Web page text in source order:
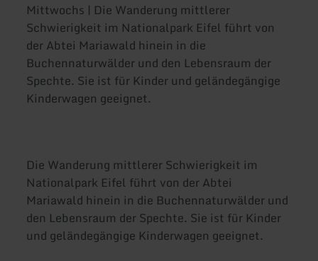
Mittwochs | Die Wanderung mittlerer
Schwierigkeit im Nationalpark Eifel führt von
der Abtei Mariawald hinein in die
Buchennaturwälder und den Lebensraum der
Spechte. Sie ist für Kinder und geländegängige
Kinderwagen geeignet.
Die Wanderung mittlerer Schwierigkeit im
Nationalpark Eifel führt von der Abtei
Mariawald hinein in die Buchennaturwälder und
den Lebensraum der Spechte. Sie ist für Kinder
und geländegängige Kinderwagen geeignet.